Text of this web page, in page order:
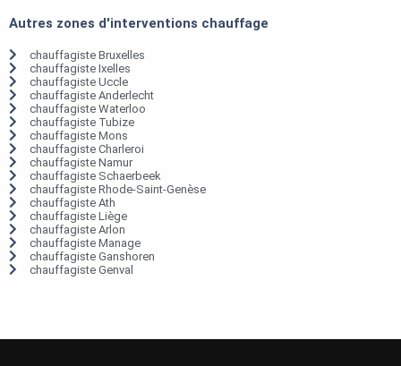
Autres zones d'interventions chauffage
chauffagiste Bruxelles
chauffagiste Ixelles
chauffagiste Uccle
chauffagiste Anderlecht
chauffagiste Waterloo
chauffagiste Tubize
chauffagiste Mons
chauffagiste Charleroi
chauffagiste Namur
chauffagiste Schaerbeek
chauffagiste Rhode-Saint-Genèse
chauffagiste Ath
chauffagiste Liège
chauffagiste Arlon
chauffagiste Manage
chauffagiste Ganshoren
chauffagiste Genval